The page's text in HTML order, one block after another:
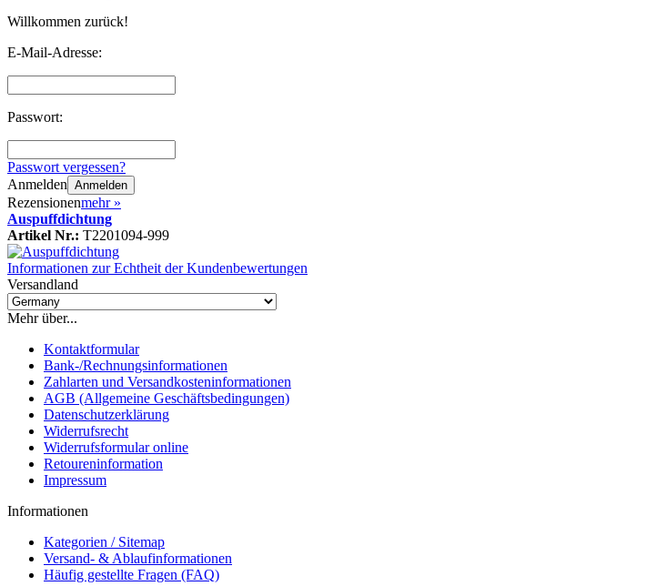
Willkommen zurück!
E-Mail-Adresse:
Passwort:
Passwort vergessen?
Anmelden Anmelden
Rezensionenmehr »
Auspuffdichtung
Artikel Nr.: T2201094-999
Informationen zur Echtheit der Kundenbewertungen
Versandland
Mehr über...
Kontaktformular
Bank-/Rechnungsinformationen
Zahlarten und Versandkosteninformationen
AGB (Allgemeine Geschäftsbedingungen)
Datenschutzerklärung
Widerrufsrecht
Widerrufsformular online
Retoureninformation
Impressum
Informationen
Kategorien / Sitemap
Versand- & Ablaufinformationen
Häufig gestellte Fragen (FAQ)